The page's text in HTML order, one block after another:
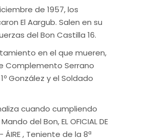
de 1957, los
El Aargub. Salen en su
del Bon Castilla 16.
en el que mueren,
Complemento Serrano
González y el Soldado
cuando cumpliendo
del Bon, EL OFICIAL DE
ÁIRE , Teniente de la 8ª